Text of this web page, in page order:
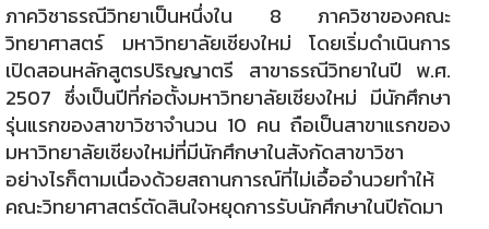
ภาควิชาธรณีวิทยาเป็นหนึ่งใน 8 ภาควิชาของคณะ
วิทยาศาสตร์ มหาวิทยาลัยเชียงใหม่ โดยเริ่มดำเนินการ
เปิดสอนหลักสูตรปริญญาตรี สาขาธรณีวิทยาในปี พ.ศ.
2507 ซึ่งเป็นปีที่ก่อตั้งมหาวิทยาลัยเชียงใหม่ มีนักศึกษา
รุ่นแรกของสาขาวิชาจำนวน 10 คน ถือเป็นสาขาแรกของ
มหาวิทยาลัยเชียงใหม่ที่มีนักศึกษาในสังกัดสาขาวิชา
อย่างไรก็ตามเนื่องด้วยสถานการณ์ที่ไม่เอื้ออำนวยทำให้
คณะวิทยาศาสตร์ตัดสินใจหยุดการรับนักศึกษาในปีถัดมา